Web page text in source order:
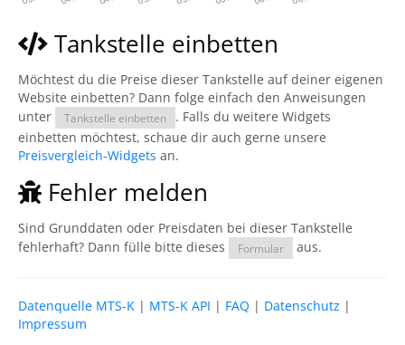
Tankstelle einbetten
Möchtest du die Preise dieser Tankstelle auf deiner eigenen
Website einbetten? Dann folge einfach den Anweisungen
unter
Tankstelle einbetten
. Falls du weitere Widgets
einbetten möchtest, schaue dir auch gerne unsere
Preisvergleich-Widgets an.
Fehler melden
Sind Grunddaten oder Preisdaten bei dieser Tankstelle
fehlerhaft? Dann fülle bitte dieses
Formular aus.
Datenquelle MTS-K | MTS-K API | FAQ | Datenschutz |
Impressum